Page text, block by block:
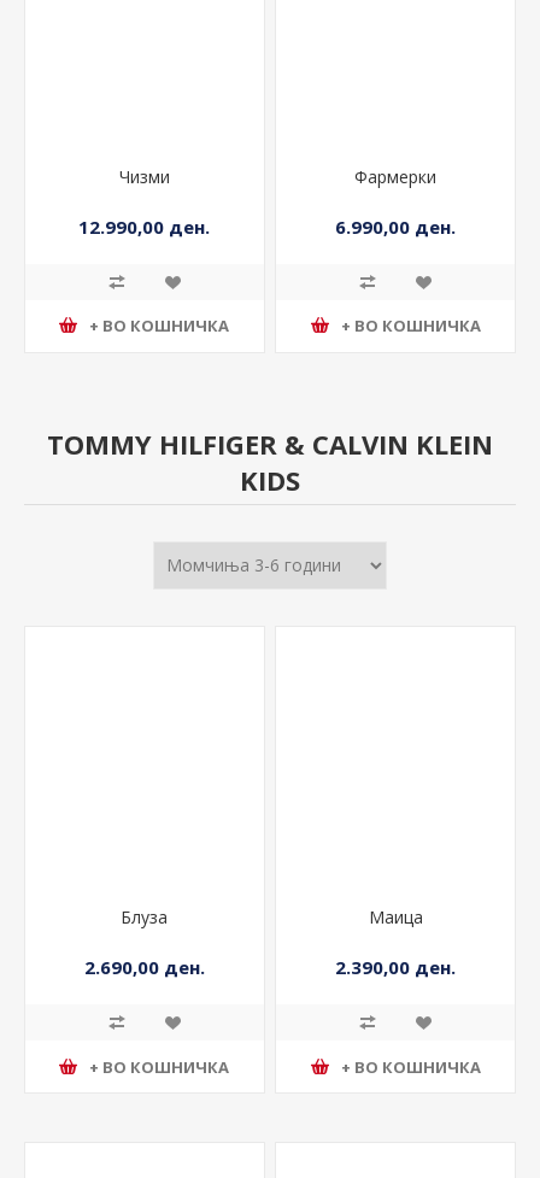
Чизми
12.990,00 ден.
+ ВО КОШНИЧКА
Фармерки
6.990,00 ден.
+ ВО КОШНИЧКА
TOMMY HILFIGER & CALVIN KLEIN
KIDS
Блуза
2.690,00 ден.
+ ВО КОШНИЧКА
Маица
2.390,00 ден.
+ ВО КОШНИЧКА